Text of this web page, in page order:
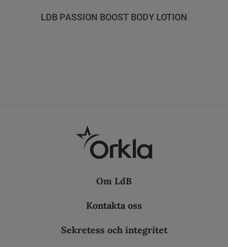
LDB PASSION BOOST BODY LOTION
Om LdB
Kontakta oss
Sekretess och integritet